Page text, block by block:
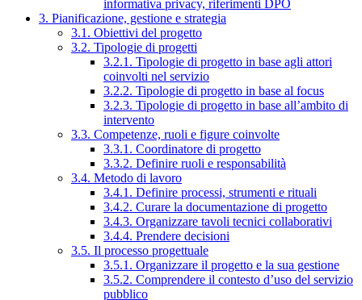
informativa privacy, riferimenti DPO
3. Pianificazione, gestione e strategia
3.1. Obiettivi del progetto
3.2. Tipologie di progetti
3.2.1. Tipologie di progetto in base agli attori
coinvolti nel servizio
3.2.2. Tipologie di progetto in base al focus
3.2.3. Tipologie di progetto in base all’ambito di
intervento
3.3. Competenze, ruoli e figure coinvolte
3.3.1. Coordinatore di progetto
3.3.2. Definire ruoli e responsabilità
3.4. Metodo di lavoro
3.4.1. Definire processi, strumenti e rituali
3.4.2. Curare la documentazione di progetto
3.4.3. Organizzare tavoli tecnici collaborativi
3.4.4. Prendere decisioni
3.5. Il processo progettuale
3.5.1. Organizzare il progetto e la sua gestione
3.5.2. Comprendere il contesto d’uso del servizio
pubblico